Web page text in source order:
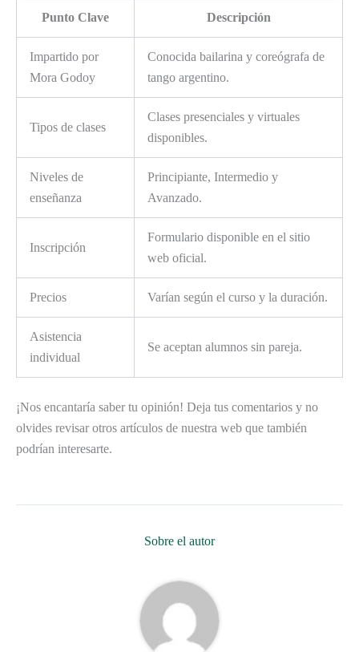
Punto Clave Descripción
Impartido por
Mora Godoy
Conocida bailarina y coreógrafa de
tango argentino.
Tipos de clases
Clases presenciales y virtuales
disponibles.
Niveles de
enseñanza
Principiante, Intermedio y
Avanzado.
Inscripción
Formulario disponible en el sitio
web oficial.
Precios Varían según el curso y la duración.
Asistencia
individual
Se aceptan alumnos sin pareja.
¡Nos encantaría saber tu opinión! Deja tus comentarios y no
olvides revisar otros artículos de nuestra web que también
podrían interesarte.
Sobre el autor